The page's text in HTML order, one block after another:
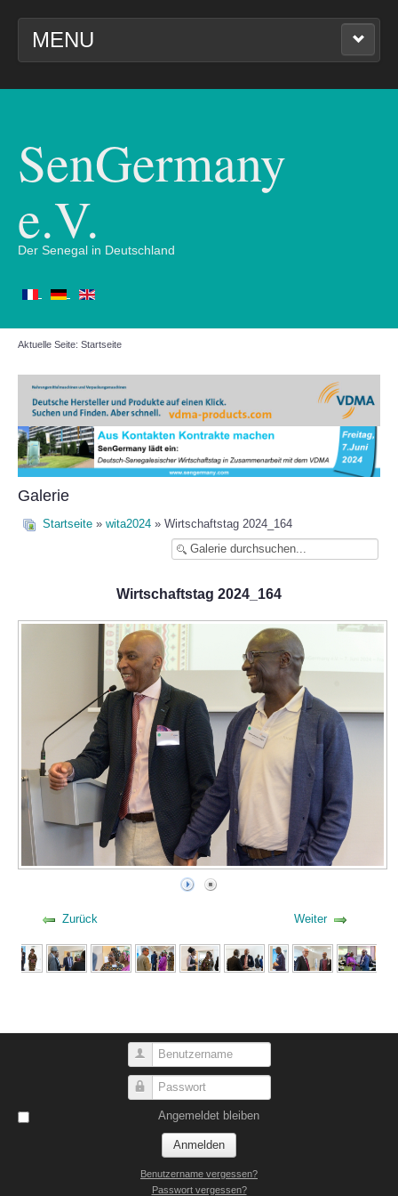
MENU
STARTSEITE
BILDER UND VIDEOS
WIRTSCHAFTSTAG 2024
SenGermany
e.V.
Der Senegal in Deutschland
Aktuelle Seite: Startseite
Galerie
Startseite » wita2024 » Wirtschaftstag 2024_164
Wirtschaftstag 2024_164
Zurück Weiter
Benutzername
Passwort
Angemeldet bleiben
Anmelden
Benutzername vergessen?
Passwort vergessen?